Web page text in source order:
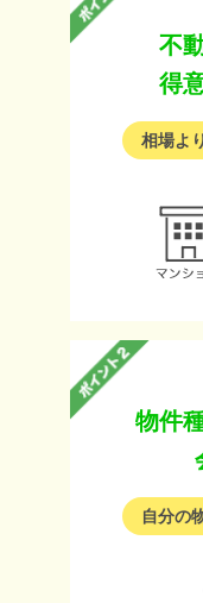
不
得
相場よ
物件
自分の